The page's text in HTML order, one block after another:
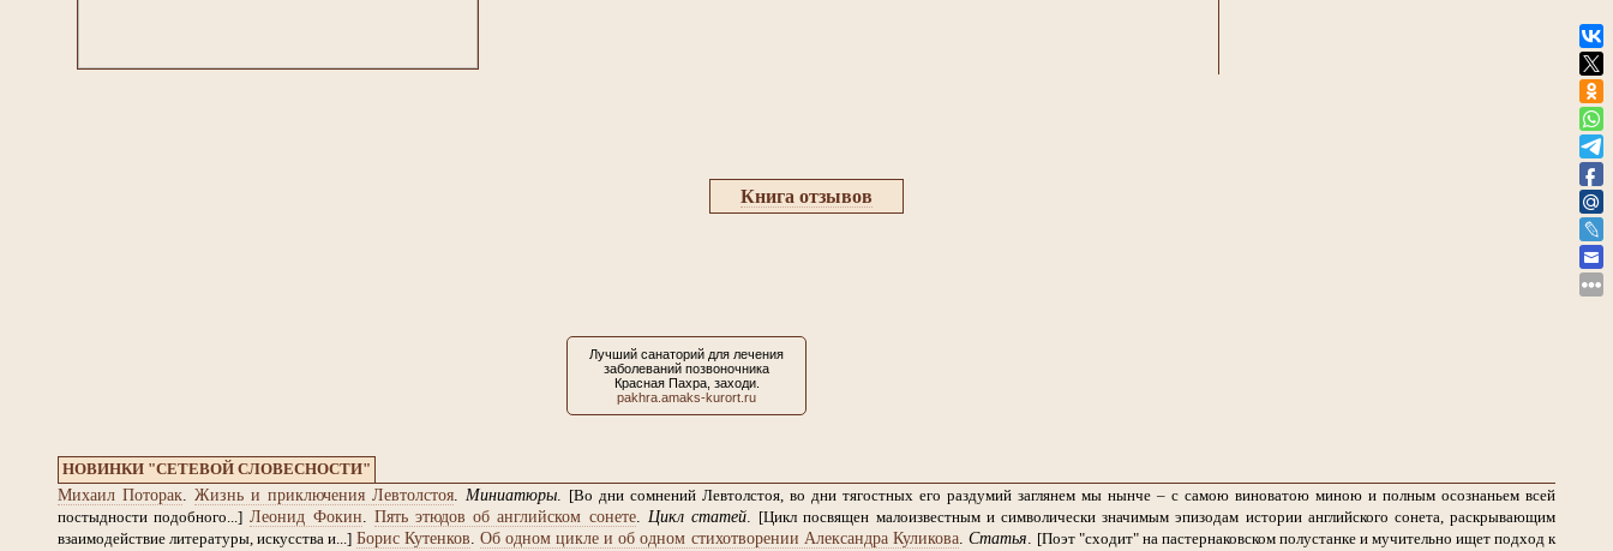
Книга отзывов
Лучший санаторий для лечения
заболеваний позвоночника
Красная Пахра, заходи.
pakhra.amaks-kurort.ru
НОВИНКИ "СЕТЕВОЙ СЛОВЕСНОСТИ"
Михаил Поторак. Жизнь и приключения Левтолстоя. Миниатюры.
[Во дни сомнений Левтолстоя, во дни тягостных его раздумий заглянем мы нынче – с самою виноватою миною и полным осознаньем всей
постыдности подобного...] Леонид Фокин. Пять этюдов об английском сонете. Цикл статей.
[Цикл посвящен малоизвестным и символически значимым эпизодам истории английского сонета, раскрывающим
взаимодействие литературы, искусства и...] Борис Кутенков.Об одном цикле и об одном стихотворении Александра Куликова. Статья. [Поэт "сходит" на пастернаковском полустанке и мучительно ищет подход к